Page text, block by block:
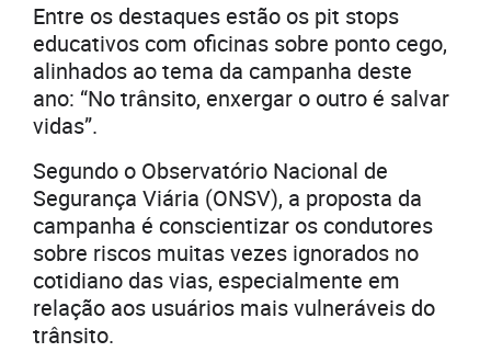
Entre os destaques estão os pit stops
educativos com oficinas sobre ponto cego,
alinhados ao tema da campanha deste
ano: “No trânsito, enxergar o outro é salvar
vidas”.
Segundo o Observatório Nacional de
Segurança Viária (ONSV), a proposta da
campanha é conscientizar os condutores
sobre riscos muitas vezes ignorados no
cotidiano das vias, especialmente em
relação aos usuários mais vulneráveis do
trânsito.